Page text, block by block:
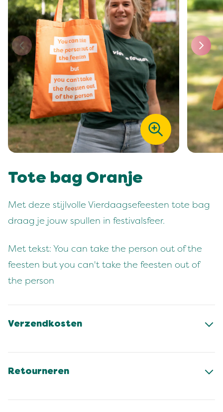
Tote bag Oranje
Met deze stijlvolle Vierdaagsefeesten tote bag
draag je jouw spullen in festivalsfeer.
Met tekst: You can take the person out of the
feesten but you can't take the feesten out of
the person
Verzendkosten
Retourneren